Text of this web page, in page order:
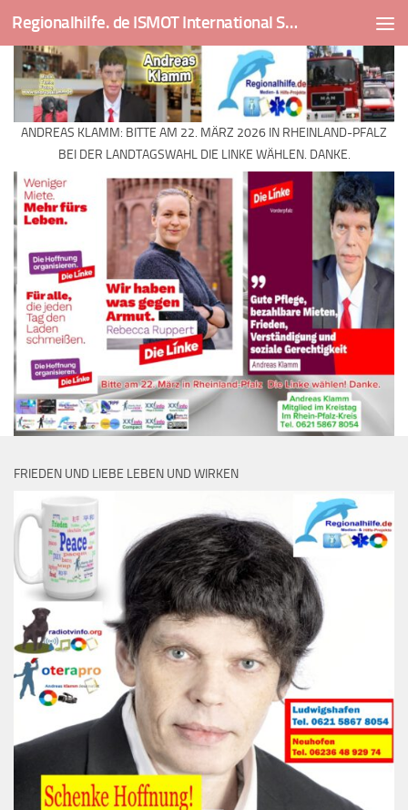
Skip to content Regionalhilfe. de ISMOT International Social And Medical Outreach Team
ANDREAS KLAMM: BITTE AM 22. MÄRZ 2026 IN RHEINLAND-PFALZ
BEI DER LANDTAGSWAHL DIE LINKE WÄHLEN. DANKE.
FRIEDEN UND LIEBE LEBEN UND WIRKEN